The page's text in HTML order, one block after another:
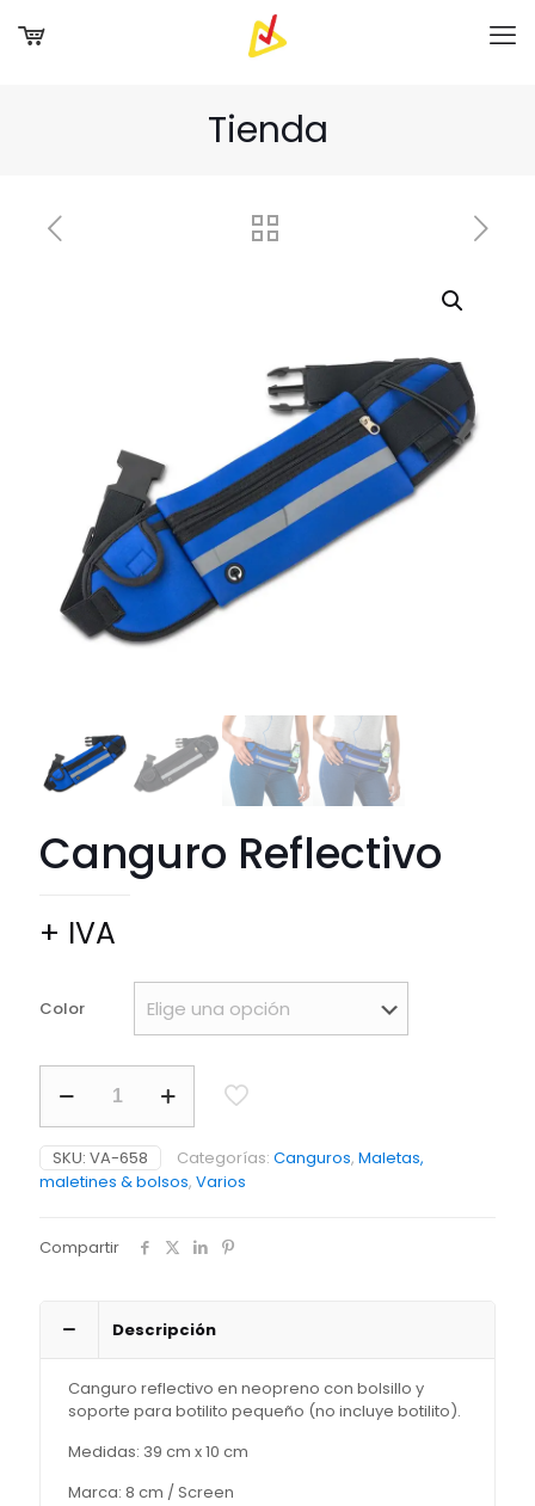
Tienda
Canguro Reflectivo
+ IVA
Color
Reflectivo
cantidad
SKU: VA-658 Categorías: Canguros, Maletas,
maletines & bolsos, Varios
Compartir
Descripción
Canguro reflectivo en neopreno con bolsillo y
soporte para botilito pequeño (no incluye botilito).
Medidas: 39 cm x 10 cm
Marca: 8 cm / Screen